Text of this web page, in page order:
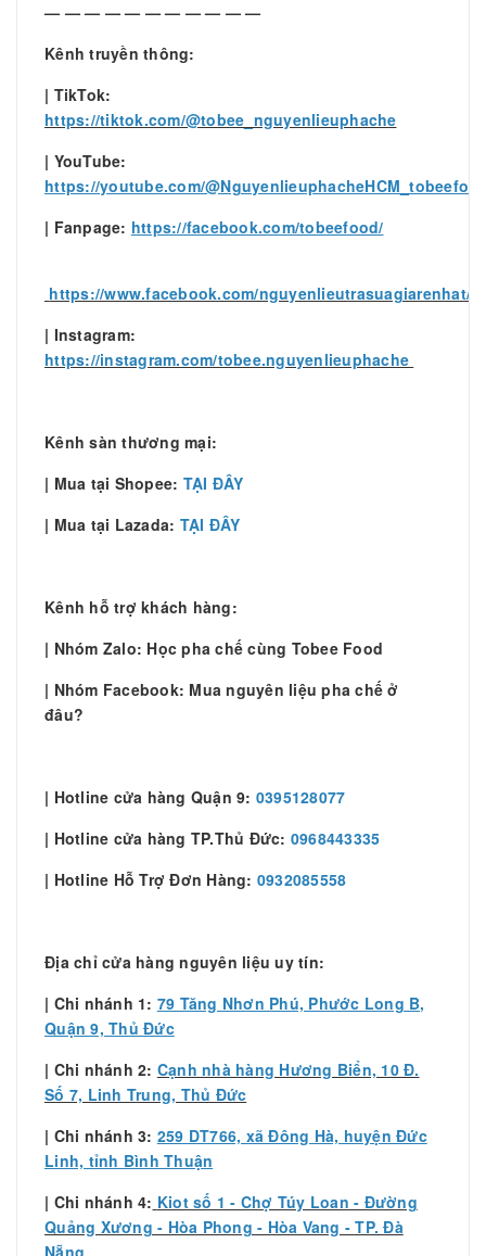
— — — — — — — — — — —
Kênh truyền thông:
| TikTok:
https://tiktok.com/@tobee_nguyenlieuphache
| YouTube:
https://youtube.com/
| Fanpage: https://facebook.com/tobeefood/
https://www.facebook.com/nguyenlieutrasuagiarenhat/
| Instagram:
https://instagram.com/tobee.nguyenlieuphache
Kênh sàn thương mại:
| Mua tại Shopee: TẠI ĐÂY
| Mua tại Lazada: TẠI ĐÂY
Kênh hỗ trợ khách hàng:
| Nhóm Zalo: Học pha chế cùng Tobee Food
| Nhóm Facebook: Mua nguyên liệu pha chế ở
đâu?
| Hotline cửa hàng Quận 9: 0395128077
| Hotline cửa hàng TP.Thủ Đức: 0968443335
| Hotline Hỗ Trợ Đơn Hàng: 0932085558
Địa chỉ cửa hàng nguyên liệu uy tín:
| Chi nhánh 1: 79 Tăng Nhơn Phú, Phước Long B,
Quận 9, Thủ Đức
| Chi nhánh 2: Cạnh nhà hàng Hương Biển, 10 Đ.
Số 7, Linh Trung, Thủ Đức
| Chi nhánh 3: 259 DT766, xã Đông Hà, huyện Đức
Linh, tỉnh Bình Thuận
| Chi nhánh 4: Kiot số 1 - Chợ Túy Loan - Đường
Quảng Xương - Hòa Phong - Hòa Vang - TP. Đà
Nẵng